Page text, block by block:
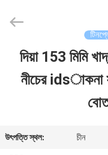
ভিডিও
METAL
Reserved.
দিয়া 153 মিমি
নীচের idsাকনা
উৎপত্তি স্থল: চীন